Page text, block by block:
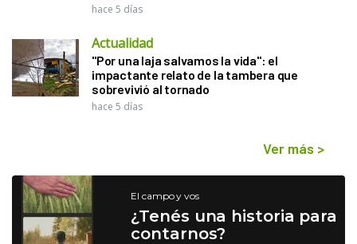
hace 5 días
Actualidad
"Por una laja salvamos la vida": el
impactante relato de la tambera que
sobrevivió al tornado
hace 5 días
Ver más >
El campo y vos
¿Tenés una historia para
contarnos?